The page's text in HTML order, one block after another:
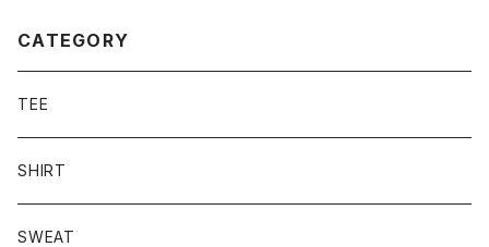
CATEGORY
TEE
SHIRT
SWEAT